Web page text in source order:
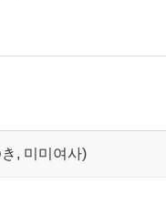
, 미미여사)